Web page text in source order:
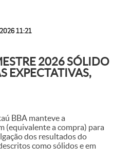
11:21
2026 SÓLIDO
EXPECTATIVAS,
BBA manteve a
(equivalente a compra) para
dos resultados do
como sólidos e em